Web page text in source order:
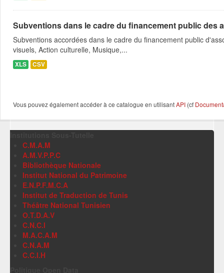
Subventions dans le cadre du financement public des
Subventions accordées dans le cadre du financement public
visuels, Action culturelle, Musique,...
XLS CSV
Vous pouvez également accéder à ce catalogue en utilisantAPI (cf
C.M.A.M
A.M.V.P.P.C
Bibliothèque Nationale
Institut National du Patrimoine
E.N.P.F.M.C.A
Institut de Traduction de Tunis
Théâtre National Tunisien
O.T.D.A.V
C.N.C.I
M.A.C.A.M
C.N.A.M
C.C.I.H